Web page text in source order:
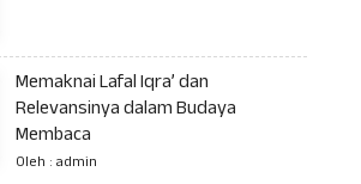
Memaknai Lafal Iqra’ dan
Relevansinya dalam Budaya
Membaca
Oleh : admin